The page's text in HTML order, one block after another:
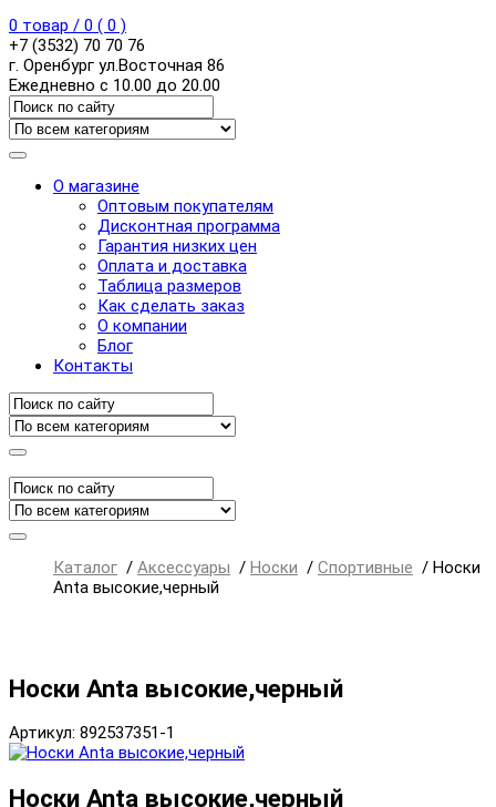
0 товар / 0 ( 0 )
+7 (3532) 70 70 76
г. Оренбург ул.Восточная 86
Ежедневно с 10.00 до 20.00
О магазине
Оптовым покупателям
Дисконтная программа
Гарантия низких цен
Оплата и доставка
Таблица размеров
Как сделать заказ
О компании
Блог
Контакты
Каталог / Аксессуары / Носки / Спортивные / Носки
Anta высокие,черный
Носки Anta высокие,черный
Артикул: 892537351-1
Носки Anta высокие,черный